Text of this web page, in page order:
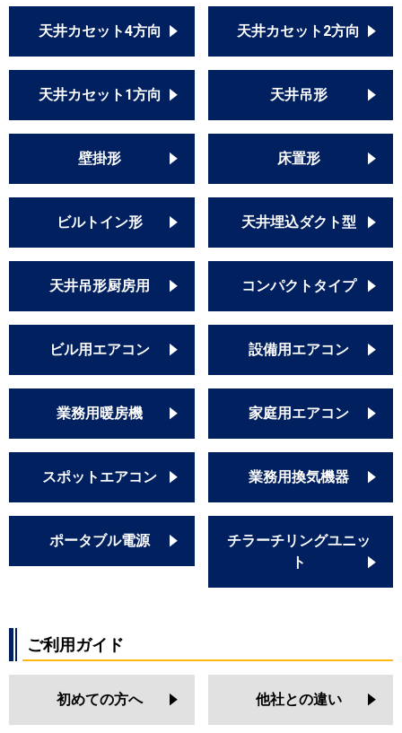
天井カセット4方向 天井カセット2方向
天井カセット1方向 天井吊形
壁掛形 床置形
ビルトイン形 天井埋込ダクト型
天井吊形厨房用 コンパクトタイプ
ビル用エアコン 設備用エアコン
業務用暖房機 家庭用エアコン
スポットエアコン 業務用換気機器
ポータブル電源
チラーチリングユニッ
ト
ご利用ガイド
初めての方へ 他社との違い